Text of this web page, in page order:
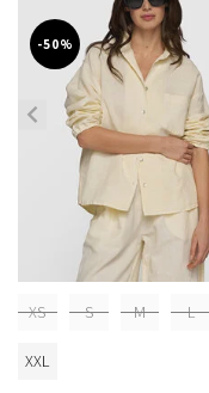
-50%
XS S M L
XXL